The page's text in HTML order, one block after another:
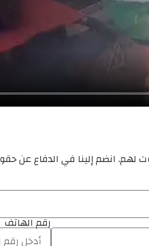
لهم. انضم إلينا في الدفاع عن
رقم الهاتف